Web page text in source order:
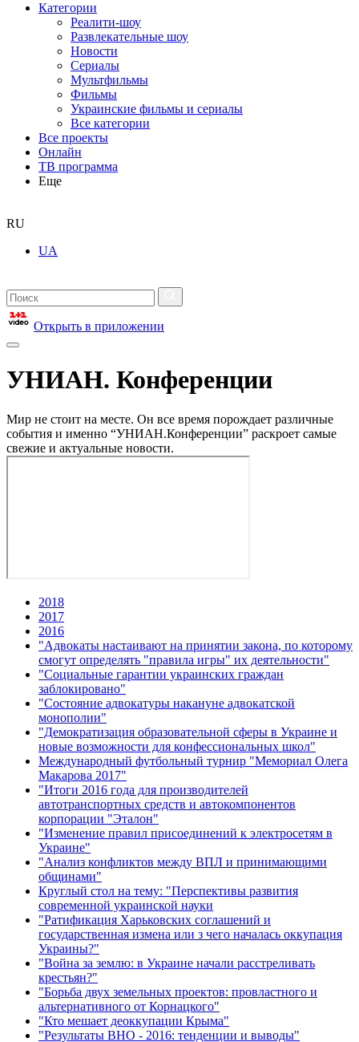
Категории
Реалити-шоу
Развлекательные шоу
Новости
Сериалы
Мультфильмы
Фильмы
Украинские фильмы и сериалы
Все категории
Все проекты
Онлайн
ТВ программа
Еще
RU
UA
Открыть в приложении
УНИАН. Конференции
Мир не стоит на месте. Он все время порождает различные
события и именно “УНИАН.Конференции” раскроет самые
свежие и актуальные новости.
2018
2017
2016
"Адвокаты настаивают на принятии закона, по которому
смогут определять "правила игры" их деятельности"
"Социальные гарантии украинских граждан
заблокировано"
"Состояние адвокатуры накануне адвокатской
монополии"
"Демократизация образовательной сферы в Украине и
новые возможности для конфессиональных школ"
Международный футбольный турнир "Мемориал Олега
Макарова 2017"
"Итоги 2016 года для производителей
автотранспортных средств и автокомпонентов
корпорации "Эталон"
"Изменение правил присоединений к электросетям в
Украине"
"Анализ конфликтов между ВПЛ и принимающими
общинами"
Круглый стол на тему: "Перспективы развития
современной украинской науки
"Ратификация Харьковских соглашений и
государственная измена или з чего началась оккупация
Украины?"
"Война за землю: в Украине начали расстреливать
крестьян?"
"Борьба двух земельных проектов: провластного и
альтернативного от Корнацкого"
"Кто мешает деоккупации Крыма"
"Результаты ВНО - 2016: тенденции и выводы"